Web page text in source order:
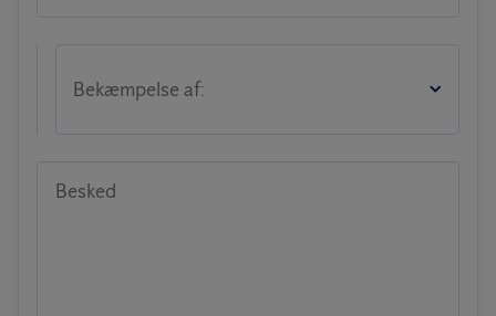
Bekæmpelse af:
Besked